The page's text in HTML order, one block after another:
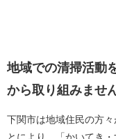
地域での清掃活動
から取り組みませ
下関市は地域住民の方